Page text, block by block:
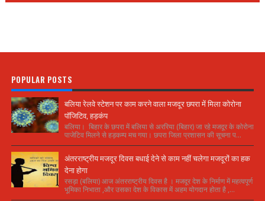
POPULAR POSTS
बलिया रेलवे स्टेशन पर काम करने वाला मजदूर छपरा में मिला कोरोना
पॉजिटिव, हड़कंप
बलिया। बिहार के छपरा में बलिया से अररिया (बिहार) जा रहे मजदूर के कोरोना
पाजेटिव मिलने से हड़कम्प मच गया। छपरा जिला प्रशासन की सूचना प...
अंतरराष्ट्रीय मजदूर दिवस बधाई देने से काम नहीं चलेगा मजदूरों का हक
देना होगा
रसड़ा (बलिया) आज अंतरराष्ट्रीय दिवस है । मजदूर देश के निर्माण में महत्वपूर्ण
भूमिका निभाता ,और उसका देश के विकास में अहम योगदान होता है ,...